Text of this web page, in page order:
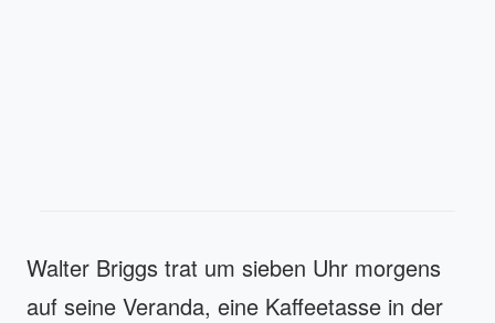
Walter Briggs trat um sieben Uhr morgens
auf seine Veranda, eine Kaffeetasse in der